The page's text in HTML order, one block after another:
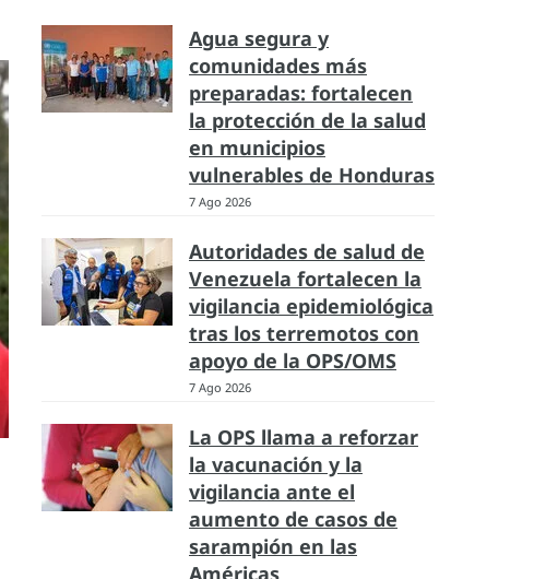
Agua segura y
comunidades más
preparadas: fortalecen
la protección de la salud
en municipios
vulnerables de Honduras
7 Ago 2026
Autoridades de salud de
Venezuela fortalecen la
vigilancia epidemiológica
tras los terremotos con
apoyo de la OPS/OMS
7 Ago 2026
La OPS llama a reforzar
la vacunación y la
vigilancia ante el
aumento de casos de
sarampión en las
Américas